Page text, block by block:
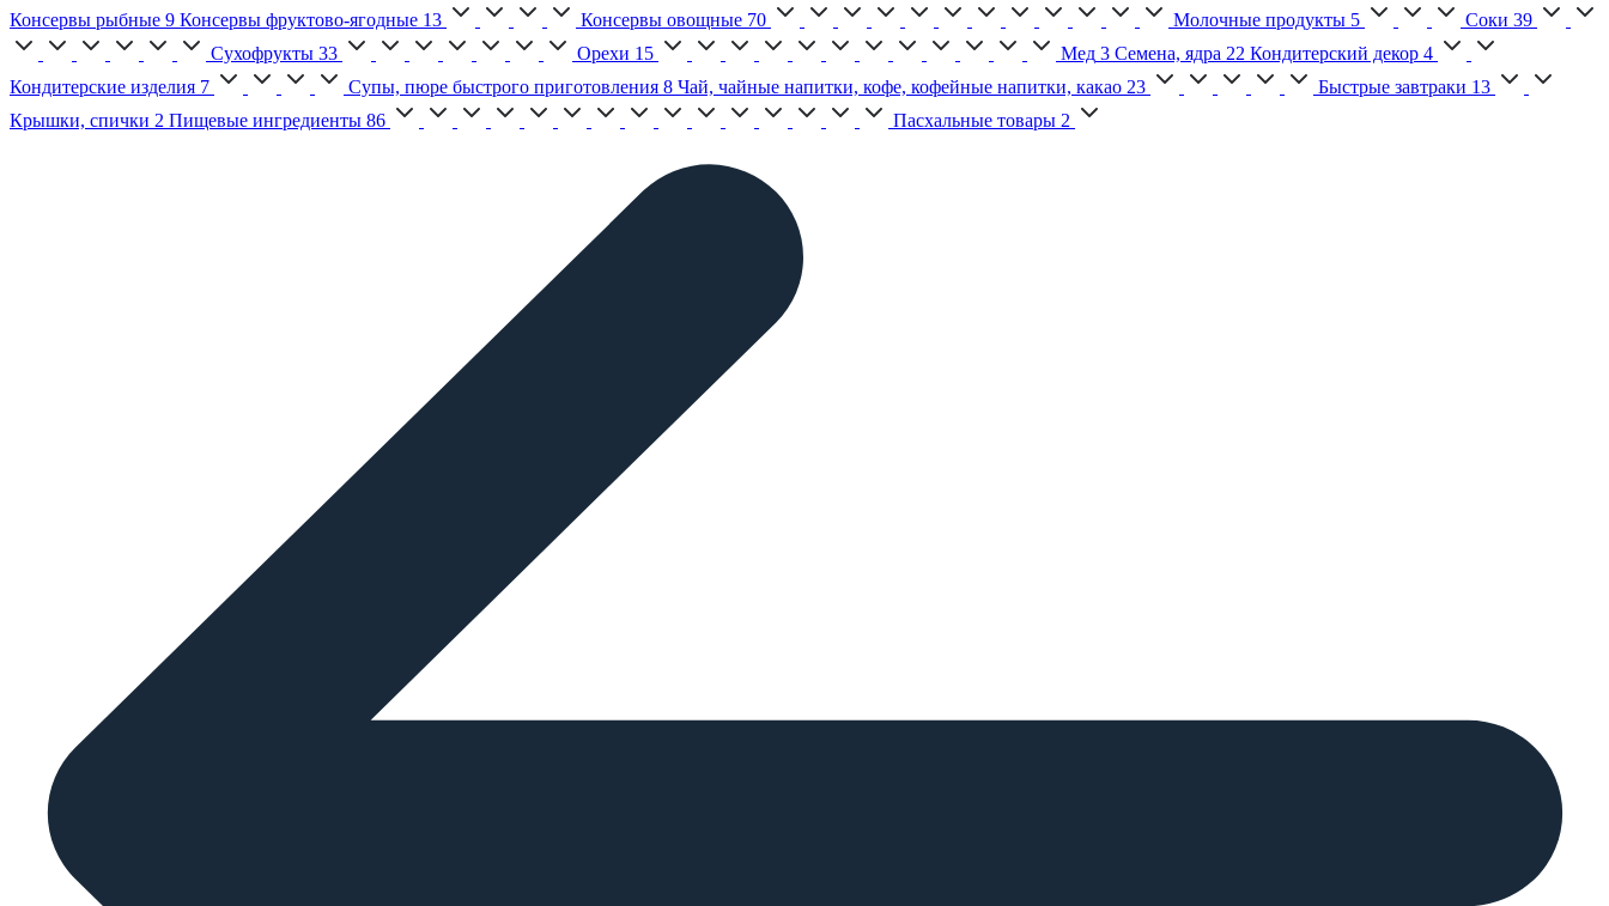
Консервы рыбные 9 Консервы фруктово-ягодные 13 Консервы овощные 70 Молочные продукты 5 Соки 39
Сухофрукты 33 Орехи 15 Мед 3 Семена, ядра 22 Кондитерский декор 4
Кондитерские изделия 7 Супы, пюре быстрого приготовления 8 Чай, чайные напитки, кофе, кофейные напитки, какао 23 Быстрые завтраки 13
Крышки, спички 2 Пищевые ингредиенты 86 Пасхальные товары 2